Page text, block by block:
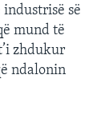
së
mund të
zhdukur
ndalonin